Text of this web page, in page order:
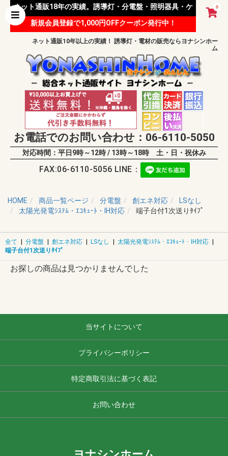
0
ネット通販18年の実績。誘導灯・分電盤・照明器具・ケ
ーブル等 様々な資材を取り扱っています。
新規会員登録で1,000円OFFクーポン発行中！
ネット通販10年以上の実績！ 誘導灯・電材の販売ならヨナシンホー
ム
お電話でのお問い合わせ：06-6110-5050
対応時間：平日9時～12時 / 13時～18時 土・日・祝休み
FAX:06-6110-5056 LINE：
HOME 商品一覧ページ 分電盤 創エネ対応
LSなし
太陽光発電ｼｽﾃﾑ・ｴｺｷｭｰﾄ・IH対応
端子台付1次送りﾀｲﾌﾟ
全て | 分電盤 | 創エネ対応 | LSなし | 太陽光発電ｼｽﾃﾑ・ｴｺｷｭｰﾄ・IH対応 |
端子台付1次送りﾀｲﾌﾟ
お探しの商品は見つかりませんでした
当サイトについて
プライバシーポリシー
特定商取引法に基づく表記
お問い合わせ